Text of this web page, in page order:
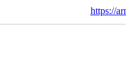
https://